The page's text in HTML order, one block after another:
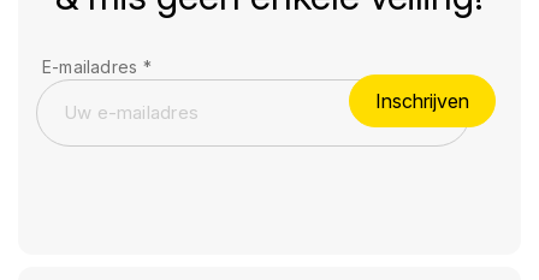
E-mailadres *
Inschrijven